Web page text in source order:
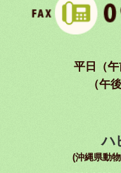
平日（
（午
ハ
(沖縄県動